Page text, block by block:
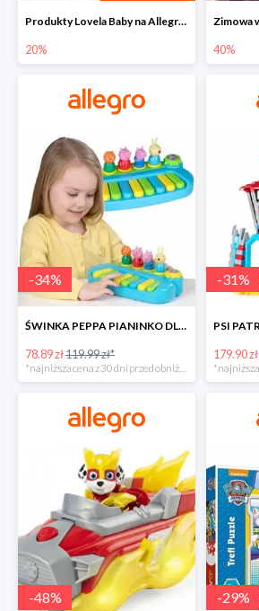
Produkty Lovela Baby na Allegro do -20%
20% 40%
-34%
ŚWINKA PEPPA PIANINKO DLA DZIECI -34%
78.89 zł119.99 zł*
-31%
179.90 zł
-48% -29%